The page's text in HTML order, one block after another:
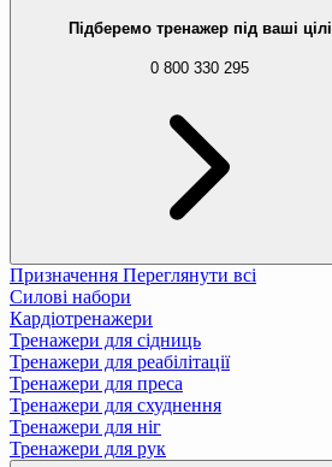
Підберемо тренажер під ваші цілі
0 800 330 295
Призначення Переглянути всі
Силові набори
Кардіотренажери
Тренажери для сідниць
Тренажери для реабілітації
Тренажери для преса
Тренажери для схуднення
Тренажери для ніг
Тренажери для рук